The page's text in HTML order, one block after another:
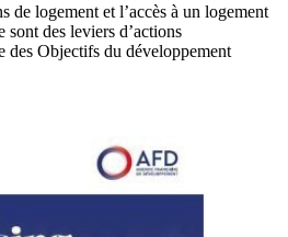
de logement et l’accès à un logement
des leviers d’actions
des Objectifs du développement